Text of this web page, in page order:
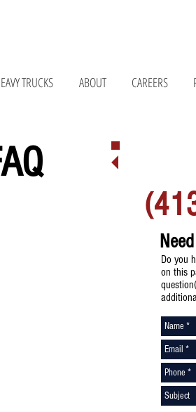
TRUCKS ABOUT CAREERS
Do you
on this